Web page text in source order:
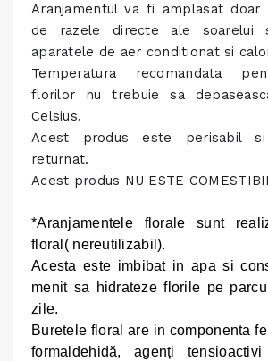
Aranjamentul va fi amplasat
de razele directe ale soarelui
aparatele de aer conditionat si
Temperatura recomandata
florilor nu trebuie sa
Celsius.
Acest produs este perisabil
returnat.
Acest produs NU ESTE
*Aranjamentele florale sunt
floral( nereutilizabil).
Acesta este imbibat in apa si
menit sa hidrateze florile pe
zile.
Buretele floral are in componenta
formaldehidă, agenți